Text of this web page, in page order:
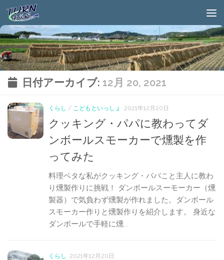
日付アーカイブ: 12月 20, 2021
くらし / こどもといっしょ 2021年12月20日
クッキング・パパに教わってダ
ンボールスモーカーで燻製を作
ってみた
料理ベタな私がクッキング・パパこと主人に教わ
り燻製作りに挑戦！ ダンボールスーモーカー（燻
製器）で気負わず燻製が作れました。ダンボール
スモーカー作りと燻製作りを紹介します。 身近な
ダンボールで手軽に燻...
くらし 2021年12月20日